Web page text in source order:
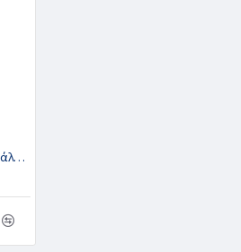
Σκόνη Συγκόλλησης Μετάλλου, IRON MOUNTAIN